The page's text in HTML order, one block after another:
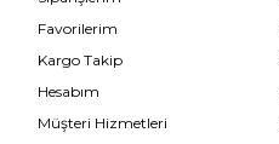
Favorilerim
Kargo Takip
Hesabım
Müşteri Hizmetleri